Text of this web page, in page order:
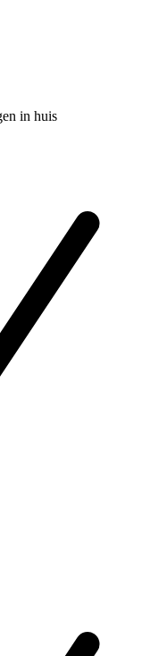
in huis